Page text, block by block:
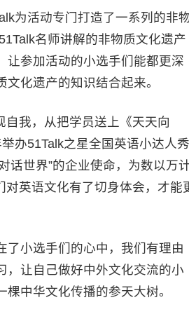
为活动专门打造了一系列的非
名师讲解的非物质文化遗产
让参加活动的小选手们能都更深
化遗产的知识结合起来。
自我，从把学员送上《天天向
办51Talk之星全国英语小达人秀
话世界”的企业使命，为数以万
英语文化有了切身体会，才能
了小选手们的心中，我们有理由
，让自己做好中外文化交流的小
中华文化传播的参天大树。